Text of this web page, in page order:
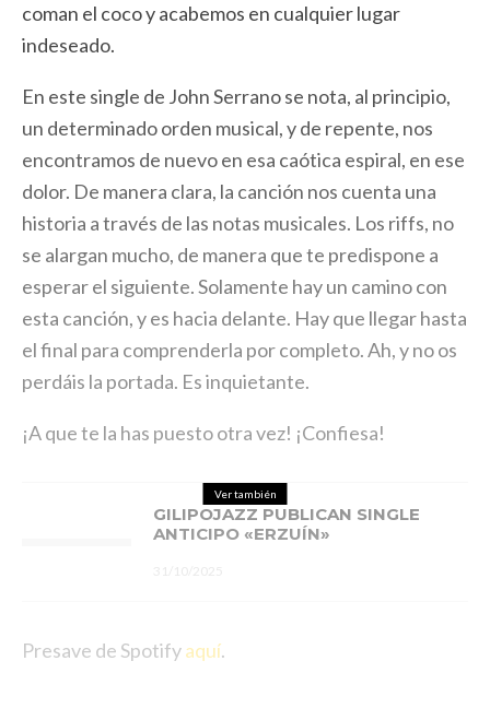
coman el coco y acabemos en cualquier lugar
indeseado.
En este single de John Serrano se nota, al principio,
un determinado orden musical, y de repente, nos
encontramos de nuevo en esa caótica espiral, en ese
dolor. De manera clara, la canción nos cuenta una
historia a través de las notas musicales. Los riffs, no
se alargan mucho, de manera que te predispone a
esperar el siguiente. Solamente hay un camino con
esta canción, y es hacia delante. Hay que llegar hasta
el final para comprenderla por completo. Ah, y no os
perdáis la portada. Es inquietante.
¡A que te la has puesto otra vez! ¡Confiesa!
Ver también
GILIPOJAZZ PUBLICAN SINGLE
ANTICIPO «ERZUÍN»
Presave de Spotifyaquí.